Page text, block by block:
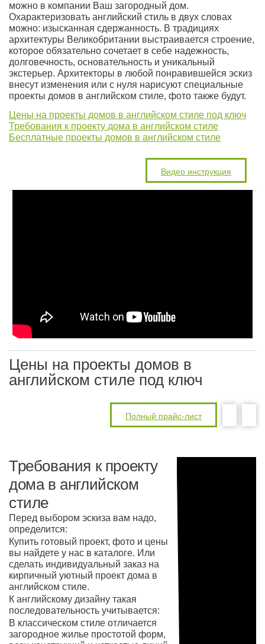
можно в компании Ваш загородный дом.
Охарактеризовать английский стиль в двух словах
можно: изысканная сдержанность. В традициях
архитектуры Великобритании выстраивается строение,
которое обязательно сочетает в себе надежность,
долговечность, основательность и уникальный
экстерьер. Архитекторы в любой понравившейся эскиз
внесут изменения или с нуля нарисуют специальные
проекты домов в английском стиле, фото также будут.
Цены на проекты домов в английском стиле под ключ
Требования к проекту дома в английском стиле
Бесплатные проекты домов в английском стиле
Видео инструкция
Цены на проекты домов в
английском стиле под ключ
Полный прайс-лист
Требования к проекту
дома в английском
стиле
Перед выбором эскиза вам надо,
определится:
Купить готовый проект, фото и цены
вы найдете у нас в каталоге. Или
сделать индивидуальный заказ на
кирпичный уютный проект дома в
английском стиле.
К английскому дизайну такая
последовательность учитывается:
В классическом стиле отличается
загородное жилье простотой форм,